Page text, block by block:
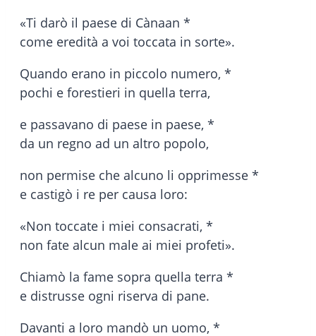
«Ti darò il paese di Cànaan *
come eredità a voi toccata in sorte».
Quando erano in piccolo numero, *
pochi e forestieri in quella terra,
e passavano di paese in paese, *
da un regno ad un altro popolo,
non permise che alcuno li opprimesse *
e castigò i re per causa loro:
«Non toccate i miei consacrati, *
non fate alcun male ai miei profeti».
Chiamò la fame sopra quella terra *
e distrusse ogni riserva di pane.
Davanti a loro mandò un uomo, *